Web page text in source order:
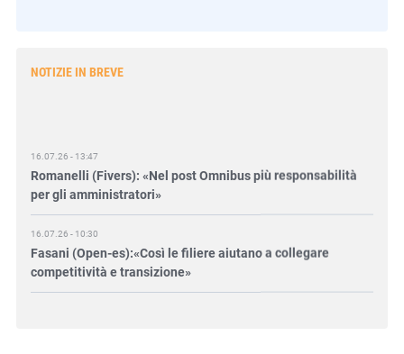
NOTIZIE IN BREVE
Romanelli (Fivers): «Nel post Omnibus più responsabilità
per gli amministratori»
Fasani (Open-es):«Così le filiere aiutano a collegare
competitività e transizione»